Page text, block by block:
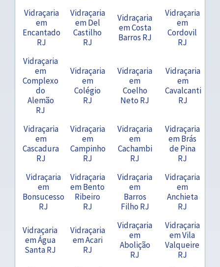
Vidraçaria
em
Encantado
RJ
Vidraçaria
em Del
Castilho
RJ
Vidraçaria
em Costa
Barros RJ
Vidraçaria
em
Cordovil
RJ
Vidraçaria
em
Complexo
do
Alemão
RJ
Vidraçaria
em
Colégio
RJ
Vidraçaria
em
Coelho
Neto RJ
Vidraçaria
em
Cavalcanti
RJ
Vidraçaria
em
Cascadura
RJ
Vidraçaria
em
Campinho
RJ
Vidraçaria
em
Cachambi
RJ
Vidraçaria
em Brás
de Pina
RJ
Vidraçaria
em
Bonsucesso
RJ
Vidraçaria
em Bento
Ribeiro
RJ
Vidraçaria
em
Barros
Filho RJ
Vidraçaria
em
Anchieta
RJ
Vidraçaria
em Água
Santa RJ
Vidraçaria
em Acari
RJ
Vidraçaria
em
Abolição
RJ
Vidraçaria
em Vila
Valqueire
RJ